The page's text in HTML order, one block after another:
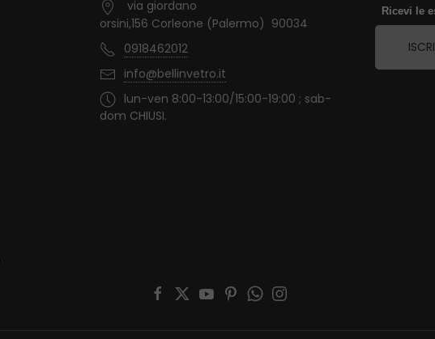
via giordano
orsini,156 Corleone (Palermo) 90034
0918462012
info@bellinvetro.it
lun-ven 8:00-13:00/15:00-19:00 ; sab-
dom CHIUSI.
Ricevi le